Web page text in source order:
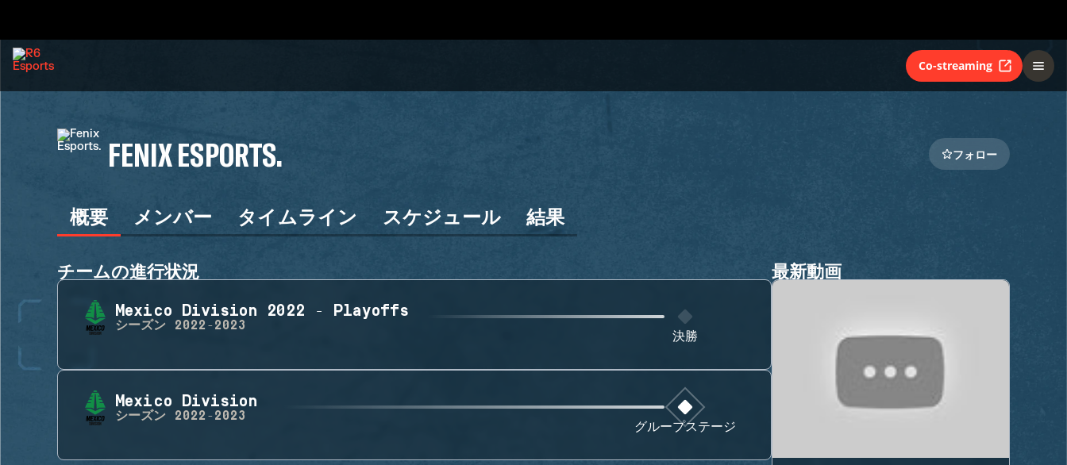
Co-streaming
FENIX ESPORTS. フォロー
概要 メンバー タイムライン スケジュール 結果
チームの進行状況
Mexico Division 2022 - Playoffs
シーズン 2022-2023
決勝
Mexico Division
シーズン 2022-2023
グループステージ
最新動画